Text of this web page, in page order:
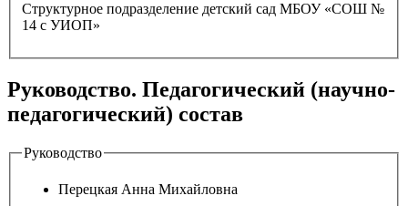
Структурное подразделение детский сад МБОУ «СОШ №
14 с УИОП»
Руководство. Педагогический (научно-
педагогический) состав
Руководство
Перецкая Анна Михайловна